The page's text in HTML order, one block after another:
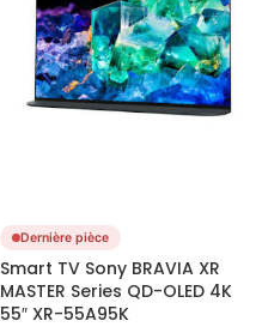
Dernière pièce
Smart TV Sony BRAVIA XR
MASTER Series QD-OLED 4K
55″ XR-55A95K